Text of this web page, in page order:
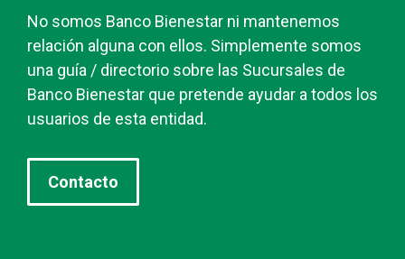
No somos Banco Bienestar ni mantenemos
relación alguna con ellos. Simplemente somos
una guía / directorio sobre las Sucursales de
Banco Bienestar que pretende ayudar a todos los
usuarios de esta entidad.
Contacto